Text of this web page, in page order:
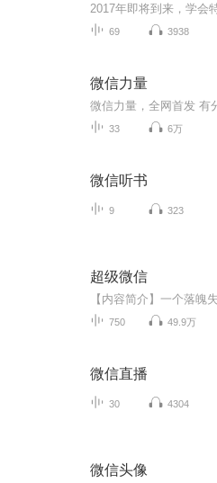
69 3938
微信力量
33 6万
微信听书
9 323
超级微信
750 49.9万
微信直播
30 4304
微信头像